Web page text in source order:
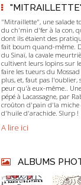
"Mitraillette", une salade
du ch'min d'fer à la con,
dont ils étaient des
fait boum quand-même.
du Sinaï, la cavale
cultivent leurs lopins sur
faire les tueurs du
plus, et, faut pas
peur qu'à eux-même..
pépé à Lacassagne, par
croûton d'pain d'la miche
d'huile d'arachide. Slurp !
A lire ici
ALBUMS